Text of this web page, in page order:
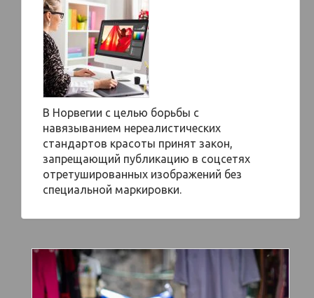
В Норвегии с целью борьбы с
навязыванием нереалистических
стандартов красоты принят закон,
запрещающий публикацию в соцсетях
отретушированных изображений без
специальной маркировки.